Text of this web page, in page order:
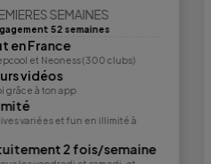
SEMAINES
52 semaines
en France
et Neoness (300 clubs)
vidéos
grâce à ton app
variées et fun en illimité à
2 fois/semaine